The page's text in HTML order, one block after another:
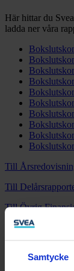
Samtycke
Här hittar du
ladda ner våra
Till
Till
Till Övrig
Kontakta